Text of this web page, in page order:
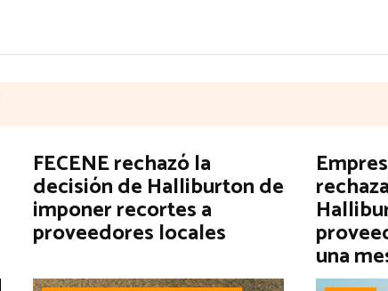
FECENE rechazó la
decisión de Halliburton de
imponer recortes a
proveedores locales
una